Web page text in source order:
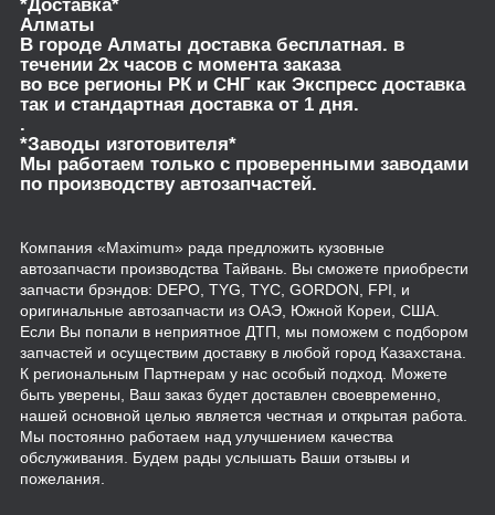
*Доставка*
Алматы
В городе Алматы доставка бесплатная. в
течении 2х часов с момента заказа
во все регионы РК и СНГ как Экспресс доставка
так и стандартная доставка от 1 дня.
.
*Заводы изготовителя*
Мы работаем только с проверенными заводами
по производству автозапчастей.
Компания «Maximum» рада предложить кузовные
автозапчасти производства Тайвань. Вы сможете приобрести
запчасти брэндов: DEPO, TYG, TYC, GORDON, FPI, и
оригинальные автозапчасти из ОАЭ, Южной Кореи, США.
Если Вы попали в неприятное ДТП, мы поможем с подбором
запчастей и осуществим доставку в любой город Казахстана.
К региональным Партнерам у нас особый подход. Можете
быть уверены, Ваш заказ будет доставлен своевременно,
нашей основной целью является честная и открытая работа.
Мы постоянно работаем над улучшением качества
обслуживания. Будем рады услышать Ваши отзывы и
пожелания.